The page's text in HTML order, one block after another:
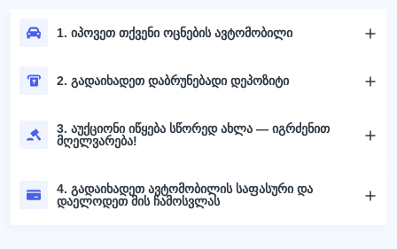
1. იპოვეთ თქვენი ოცნების ავტომობილი
2. გადაიხადეთ დაბრუნებადი დეპოზიტი
3. აუქციონი იწყება სწორედ ახლა — იგრძენით
მღელვარება!
4. გადაიხადეთ ავტომობილის საფასური და
დაელოდეთ მის ჩამოსვლას